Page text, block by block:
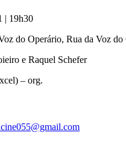
| 19h30
do Operário, Rua da Voz
e Raquel Schefer
– org.